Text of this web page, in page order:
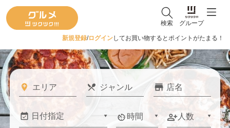
検索 グループ
新規登録/ログインしてお買い物するとポイントがたまる！
時間 人数